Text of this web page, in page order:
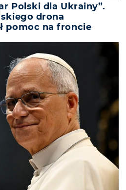
Polski dla Ukrainy”.
drona
pomoc na froncie